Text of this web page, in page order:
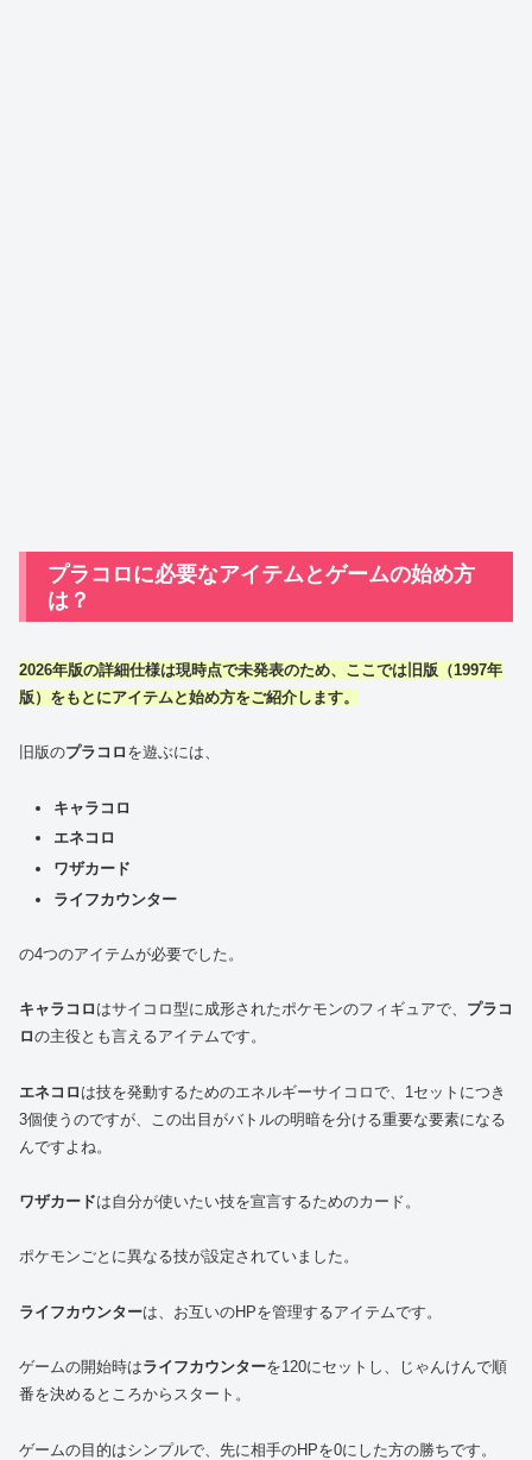
プラコロに必要なアイテムとゲームの始め方
は？
2026年版の詳細仕様は現時点で未発表のため、ここでは旧版（1997年
版）をもとにアイテムと始め方をご紹介します。
旧版のプラコロ を遊ぶには、
キャラコロ
エネコロ
ワザカード
ライフカウンター
の4つのアイテムが必要でした。
キャラコロ はサイコロ型に成形されたポケモンのフィギュアで、 プラコ
ロの主役とも言えるアイテムです。
エネコロ は技を発動するためのエネルギーサイコロで、1セットにつき
3個使うのですが、この出目がバトルの明暗を分ける重要な要素になる
んですよね。
ワザカードは自分が使いたい技を宣言するためのカード。
ポケモンごとに異なる技が設定されていました。
ライフカウンターは、お互いのHPを管理するアイテムです。
ゲームの開始時はライフカウンターを120にセットし、じゃんけんで順
番を決めるところからスタート。
ゲームの目的はシンプルで、先に相手のHPを0にした方の勝ちです。